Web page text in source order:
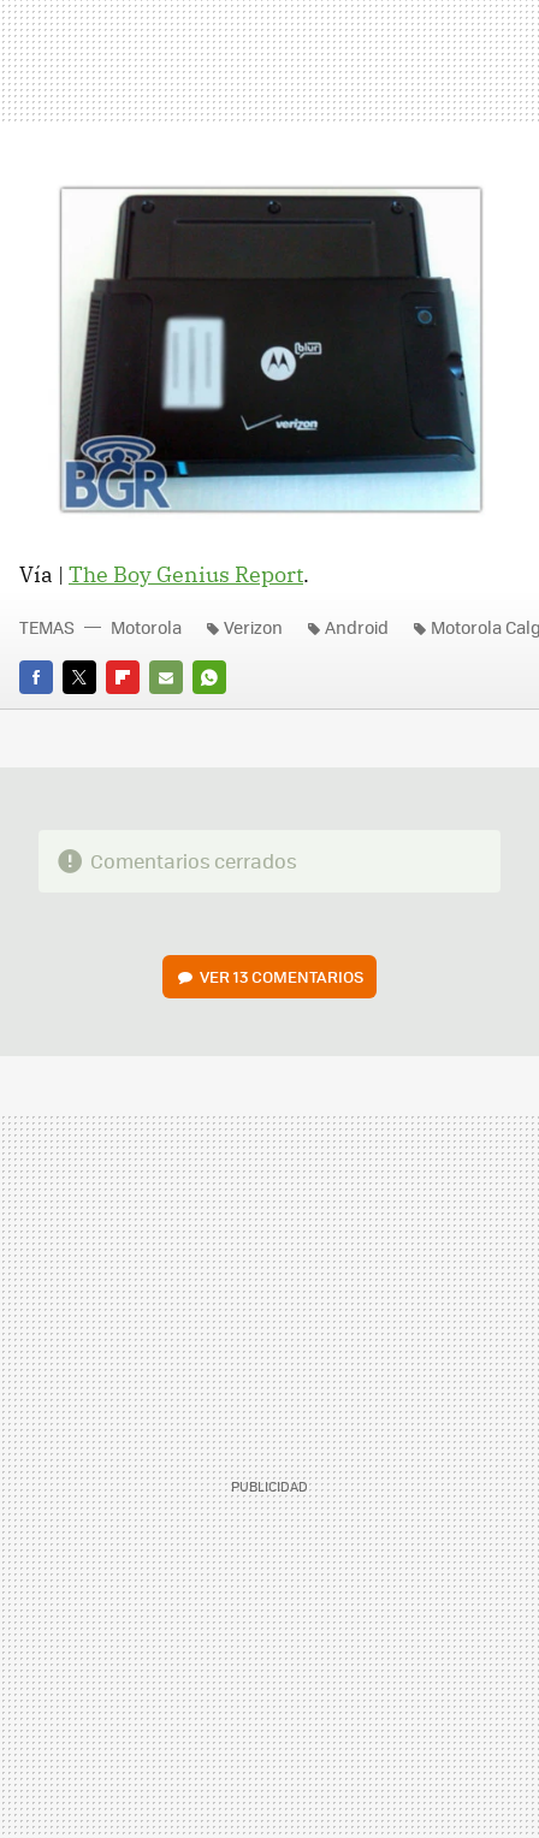
Vía | The Boy Genius Report.
FACEBOOK
TWITTERFLIPBOARD
E-
WHATSAPP
TEMAS Motorola Verizon Android Motorola
Comentarios cerrados
VER13 COMENTARIOS